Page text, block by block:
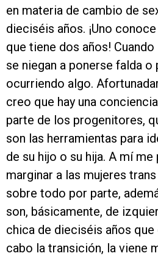
en materia de cambio de
dieciséis años. ¡Uno
que tiene dos años!
se niegan a ponerse falda o
ocurriendo algo.
creo que hay una
parte de los progenitores,
son las herramientas para
de su hijo o su hija. A mí
marginar a las mujeres
sobre todo por parte,
son, básicamente, de
chica de dieciséis años
cabo la transición, la viene